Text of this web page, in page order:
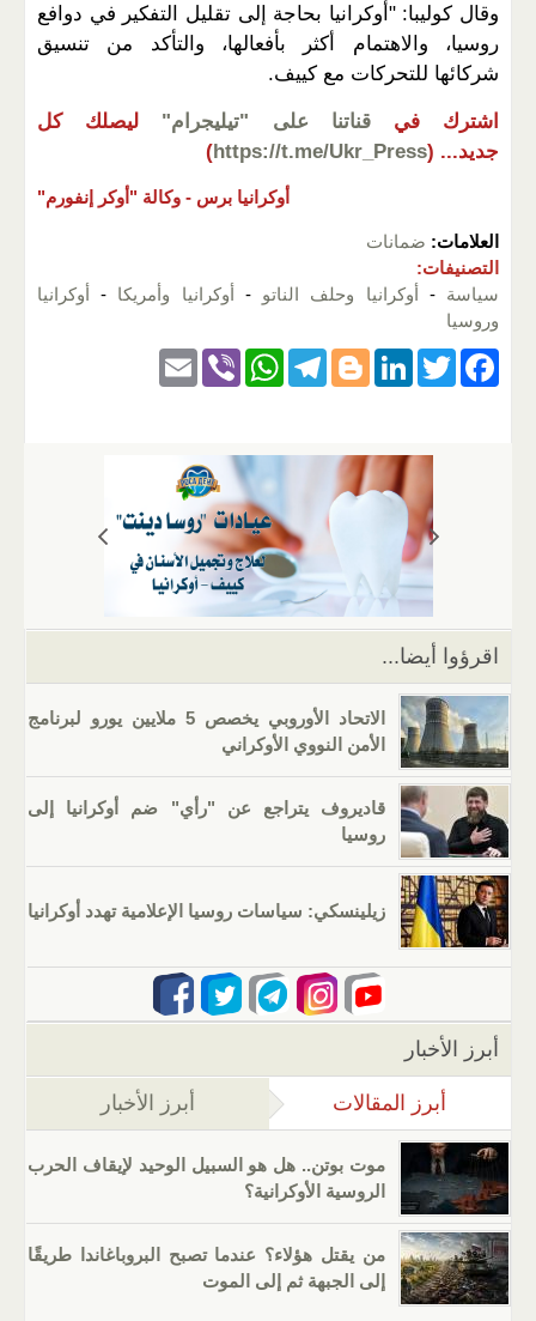
وقال كوليبا: "أوكرانيا بحاجة إلى تقليل التفكير في دوافع
روسيا، والاهتمام أكثر بأفعالها، والتأكد من تنسيق
شركائها للتحركات مع كييف.
اشترك في قناتنا على "تيليجرام"
ليصلك كل
جديد... (
https://t.me/Ukr_Press
)
أوكرانيا برس - وكالة "أوكر إنفورم"
العلامات: ضمانات
التصنيفات:
سياسة - أوكرانيا وحلف الناتو - أوكرانيا وأمريكا - أوكرانيا
وروسيا
F
k
T
er
Li
e
Bl
er
T
gr
a
m
W
s
A
p
p
Vi
اقرؤوا أيضا...
الاتحاد الأوروبي يخصص 5 ملايين يورو لبرنامج
الأمن النووي الأوكراني
قاديروف يتراجع عن "رأي" ضم أوكرانيا إلى
روسيا
زيلينسكي: سياسات روسيا الإعلامية تهدد أوكرانيا
أبرز الأخبار
أبرز المقالات (علامة التبويب النشطة)
أبرز الأخبار
موت بوتن.. هل هو السبيل الوحيد لإيقاف الحرب
الروسية الأوكرانية؟
من يقتل هؤلاء؟ عندما تصبح البروباغاندا طريقًا
إلى الجبهة ثم إلى الموت